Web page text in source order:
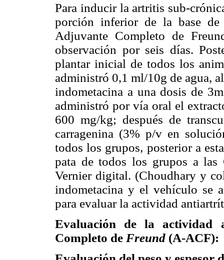
Para inducir la artritis sub-
porción inferior de la base
Adjuvante Completo de
observación por seis días.
plantar inicial de todos los
administró 0,1 ml/10g de agua,
indometacina a una dosis de
administró por vía oral el
600 mg/kg; después de
carragenina (3% p/v en
todos los grupos, posterior a
pata de todos los grupos a
Vernier digital. (Choudhary y
indometacina y el vehículo se
para evaluar la actividad
Evaluación de la actividad
Completo de Freund (A-ACF):